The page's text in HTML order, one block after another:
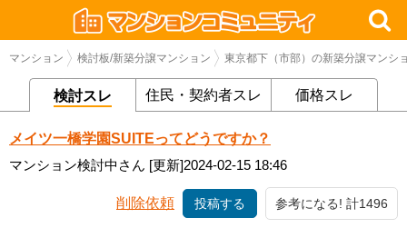
マンション 検討板/新築分譲マンション 東京都下（市部）の新築分譲マンシ
検討スレ 住民・契約者スレ 価格スレ
メイツ一橋学園SUITEってどうですか？
マンション検討中さん [更新]2024-02-15 18:46
削除依頼 投稿する 参考になる! 計1496